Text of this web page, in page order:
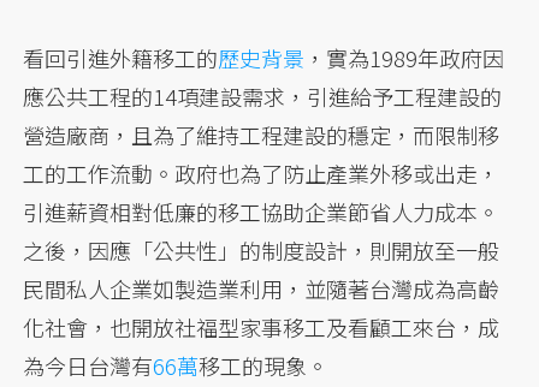
看回引進外籍移工的歷史背景 ，實為1989年政府因
應公共工程的14項建設需求，引進給予工程建設的
營造廠商，且為了維持工程建設的穩定，而限制移
工的工作流動。政府也為了防止產業外移或出走，
引進薪資相對低廉的移工協助企業節省人力成本。
之後，因應「公共性」的制度設計，則開放至一般
民間私人企業如製造業利用，並隨著台灣成為高齡
化社會，也開放社福型家事移工及看顧工來台，成
為今日台灣有66萬移工的現象。